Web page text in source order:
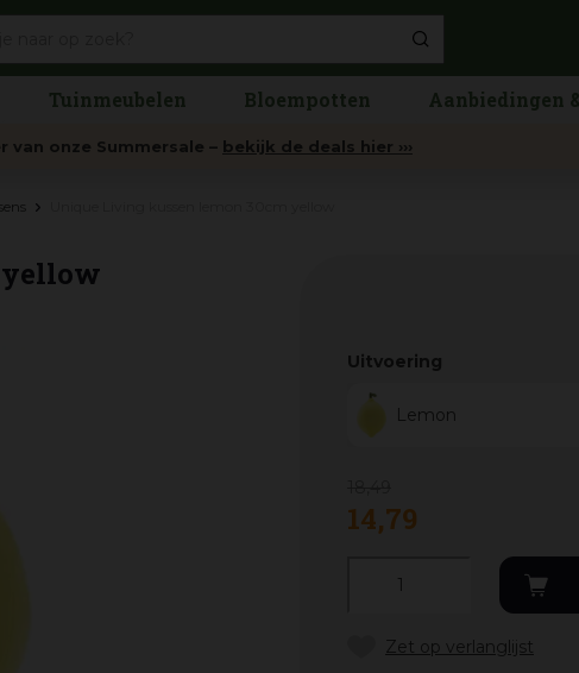
Tuinmeubelen Bloempotten Aanbiedingen
van onze Summersale – bekijk de deals hier ›››
yellow
Uitvoering
Lemon
14,79